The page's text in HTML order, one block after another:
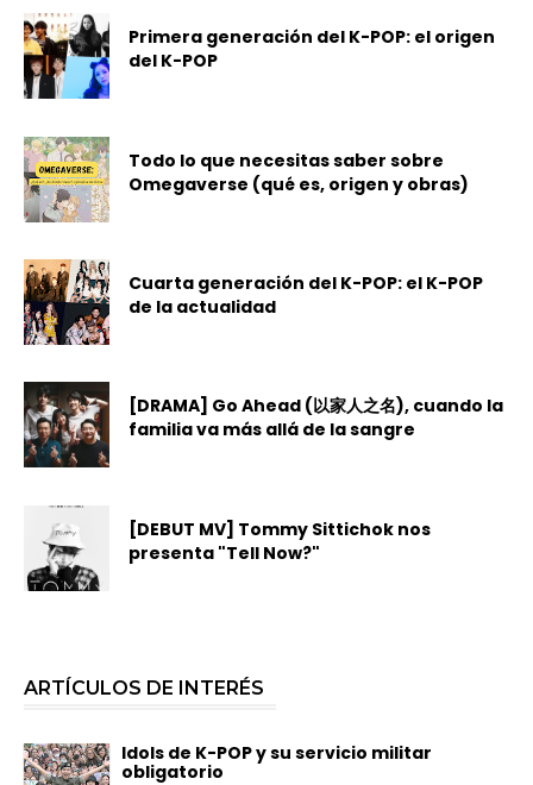
Primera generación del K-POP: el origen
del K-POP
Todo lo que necesitas saber sobre
Omegaverse (qué es, origen y obras)
Cuarta generación del K-POP: el K-POP
de la actualidad
[DRAMA] Go Ahead (以家人之名), cuando la
familia va más allá de la sangre
[DEBUT MV] Tommy Sittichok nos
presenta "Tell Now?"
ARTÍCULOS DE INTERÉS
Idols de K-POP y su servicio militar
obligatorio